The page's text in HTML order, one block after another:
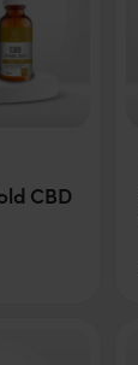
CBD